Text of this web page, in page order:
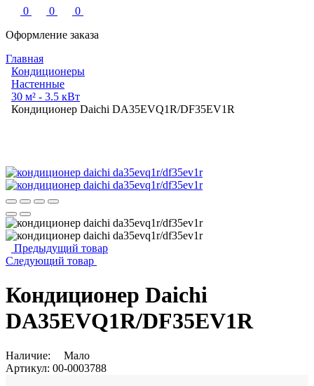
0
0
0
Оформление заказа
Главная
Кондиционеры
Настенные
30 м² - 3.5 кВт
Кондиционер Daichi DA35EVQ1R/DF35EV1R
Предыдущий товар
Следующий товар
Кондиционер Daichi
DA35EVQ1R/DF35EV1R
Наличие:
Мало
Артикул: 00-0003788